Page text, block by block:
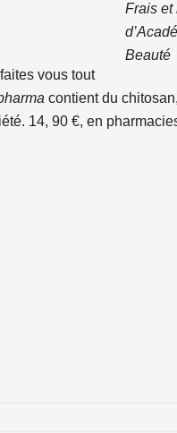
Frais et
Beauté
vous tout
contient du
14, 90 €, en